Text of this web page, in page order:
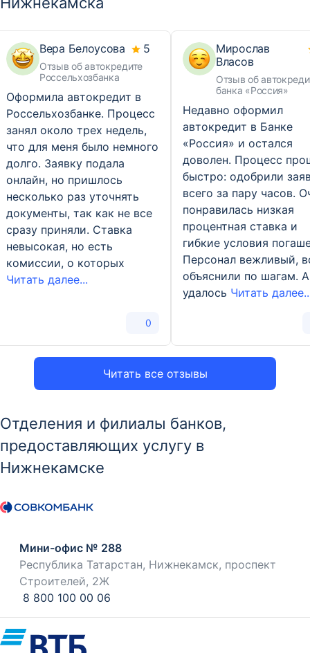
Читать все отзывы
Вера Белоусова
Отзыв об автокредите
Россельхозбанка
5
Оформила автокредит в
Россельхозбанке. Процесс
занял около трех недель,
что для меня было немного
долго. Заявку подала
онлайн, но пришлось
несколько раз уточнять
документы, так как не все
сразу приняли. Ставка
невысокая, но есть
комиссии, о которых
Читать далее...
0
Мирослав
Власов
Отзыв об
банка «Россия»
Недавно оформил
автокредит в Банке
«Россия» и остался
доволен. Процесс
быстро: одобрили
всего за пару часов.
понравилась низкая
процентная ставка и
гибкие условия
Персонал вежливый,
объяснили по шагам.
удалось Читать
Отделения и филиалы банков,
предоставляющих услугу в
Нижнекамске
Мини-офис № 288
Республика Татарстан, Нижнекамск, проспект
Строителей, 2Ж
8 800 100 00 06